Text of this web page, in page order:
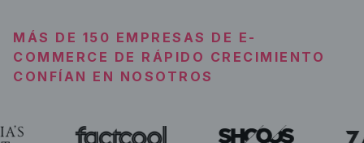
MÁS DE 150 EMPRESAS DE E-
COMMERCE DE RÁPIDO CRECIMIENTO
CONFÍAN EN NOSOTROS